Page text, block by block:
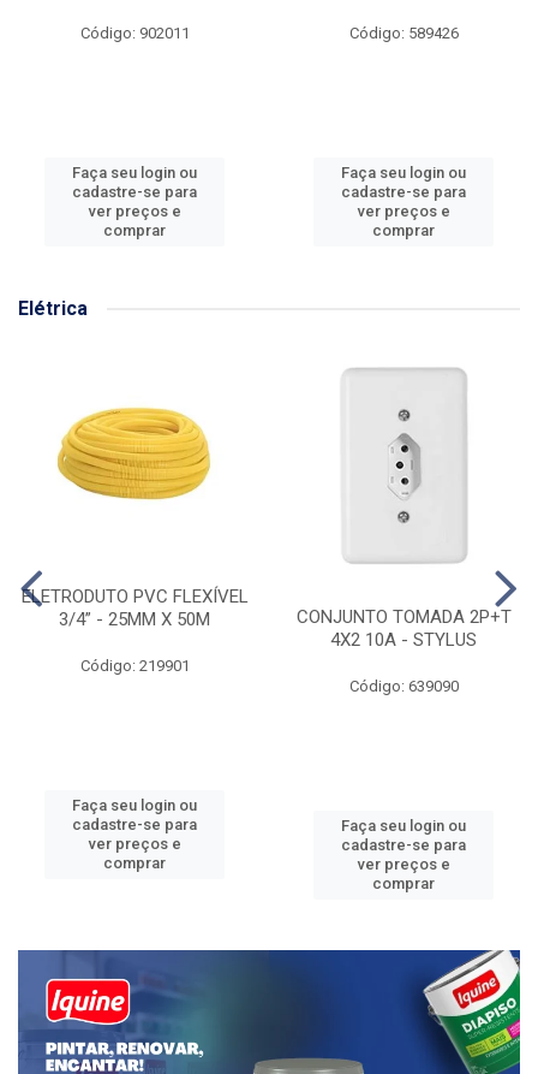
Código: 902011
Faça seu login ou
cadastre-se para
ver preços e
comprar
Código: 589426
Faça seu login ou
cadastre-se para
ver preços e
comprar
Elétrica
ELETRODUTO PVC FLEXÍVEL
3/4” - 25MM X 50M
Código: 219901
Faça seu login ou
cadastre-se para
ver preços e
comprar
CONJUNTO TOMADA 2P+T
4X2 10A - STYLUS
Código: 639090
Faça seu login ou
cadastre-se para
ver preços e
comprar